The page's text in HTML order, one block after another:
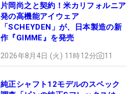
片岡尚之と契約！米カリフォルニア
発の高機能アイウェア
「SCHEYDEN」が、日本製造の新
作『GIMME』を発売
2026年8月4日 (火) 11時12分 11
純正シャフト12モデルのスペック